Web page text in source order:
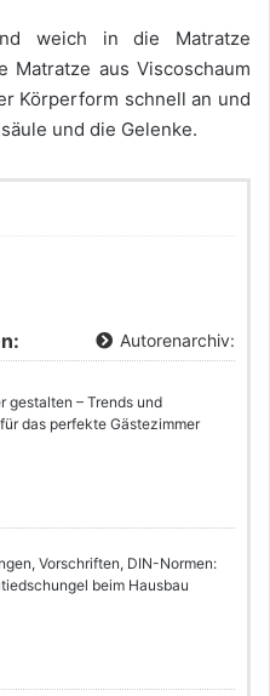
weich in die Matratze
aus Viscoschaum
Körperform schnell an und
und die Gelenke.
Autorenarchiv:
gestalten – Trends und
das perfekte Gästezimmer
Vorschriften, DIN-Normen:
beim Hausbau